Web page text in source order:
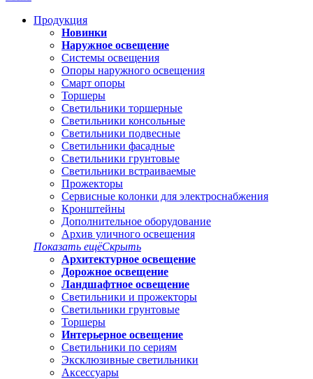
Продукция
Новинки
Наружное освещение
Системы освещения
Опоры наружного освещения
Смарт опоры
Торшеры
Светильники торшерные
Светильники консольные
Светильники подвесные
Светильники фасадные
Светильники грунтовые
Светильники встраиваемые
Прожекторы
Сервисные колонки для электроснабжения
Кронштейны
Дополнительное оборудование
Архив уличного освещения
Показать ещёСкрыть
Архитектурное освещение
Дорожное освещение
Ландшафтное освещение
Светильники и прожекторы
Светильники грунтовые
Торшеры
Интерьерное освещение
Светильники по сериям
Эксклюзивные светильники
Аксессуары